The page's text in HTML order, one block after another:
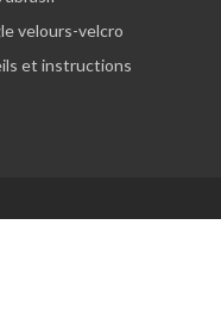
velours-velcro
et instructions